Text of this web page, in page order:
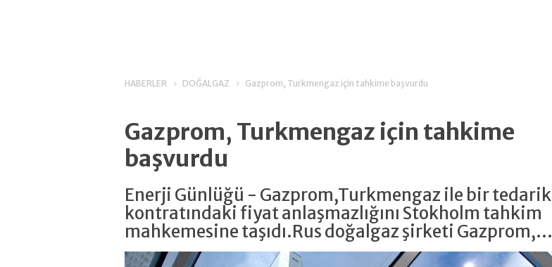
HABERLER DOĞALGAZ Gazprom, Turkmengaz için tahkime başvurdu
Gazprom, Turkmengaz için tahkime
başvurdu
Enerji Günlüğü - Gazprom,Turkmengaz ile bir tedarik
kontratındaki fiyat anlaşmazlığını Stokholm tahkim
mahkemesine taşıdı.Rus doğalgaz şirketi Gazprom,...